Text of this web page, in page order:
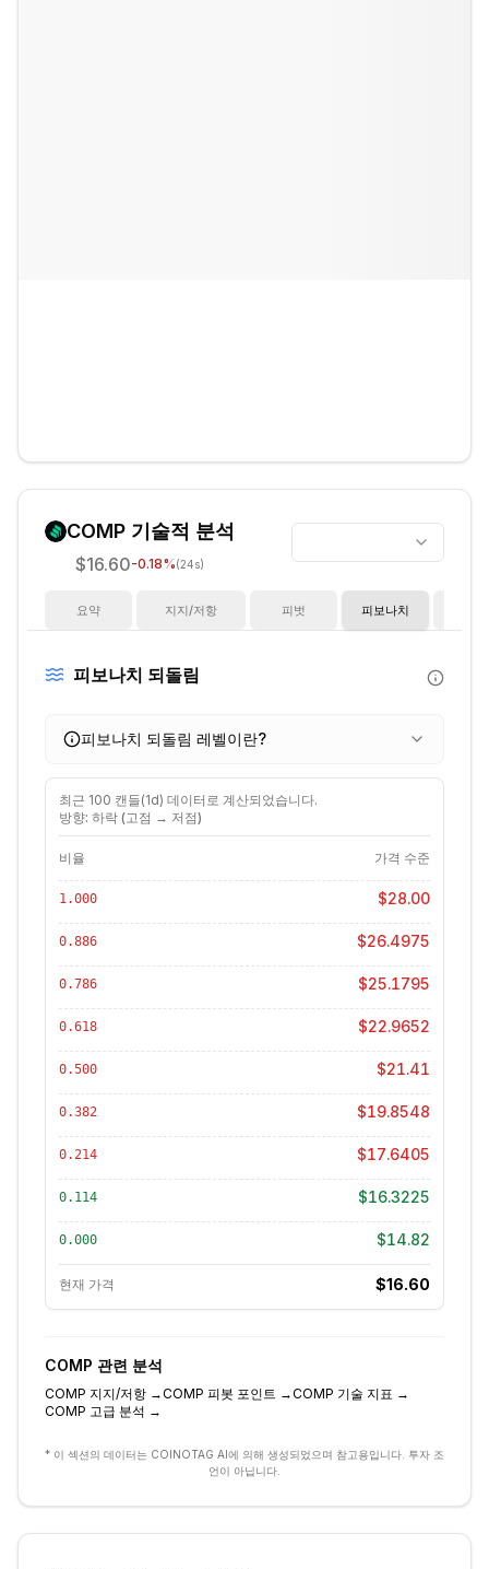
COMP 기술적 분석
$16.60-0.18%(24s)
요약 지지/저항 피벗 피보나치
피보나치 되돌림
피보나치 되돌림 레벨이란?
최근 100 캔들(1d) 데이터로 계산되었습니다.
방향: 하락 (고점 → 저점)
비율 가격 수준
1.000 $28.00
0.886 $26.4975
0.786 $25.1795
0.618 $22.9652
0.500 $21.41
0.382 $19.8548
0.214 $17.6405
0.114 $16.3225
0.000 $14.82
현재 가격 $16.60
COMP 관련 분석
COMP 지지/저항 →COMP 피봇 포인트 →COMP 기술 지표 →
COMP 고급 분석 →
* 이 섹션의 데이터는 COINOTAG AI에 의해 생성되었으며 참고용입니다. 투자 조
언이 아닙니다.